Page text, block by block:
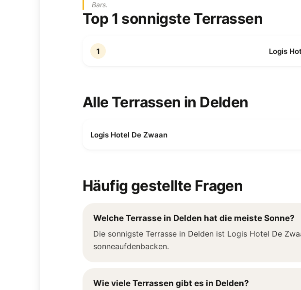
Bars.
Top 1 sonnigste Terrassen
1 Logis
Alle Terrassen in Delden
Logis Hotel De Zwaan
Häufig gestellte Fragen
Welche Terrasse in Delden hat die meiste Sonne?
Die sonnigste Terrasse in Delden ist Logis Hotel De
sonneaufdenbacken.
Wie viele Terrassen gibt es in Delden?